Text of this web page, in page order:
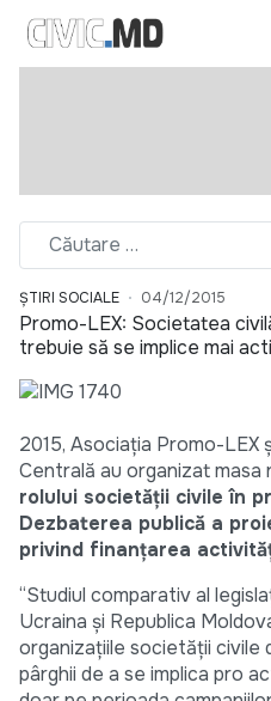
ȘTIRI SOCIALE 04/12/2015
Promo-LEX: Societatea
trebuie să se implice mai
2015, Asociația Promo-LEX
Centrală au organizat masa
rolului societăţii civile în
Dezbaterea publică a
privind finanțarea
“Studiul comparativ al
Ucraina şi Republica
organizațiile societăţii civile
pârghii de a se implica pro